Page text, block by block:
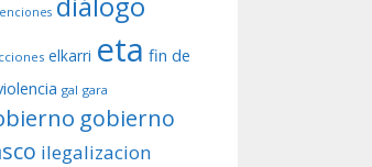
elkarri eta fin de
gal gara
gobierno
ilegalizacion